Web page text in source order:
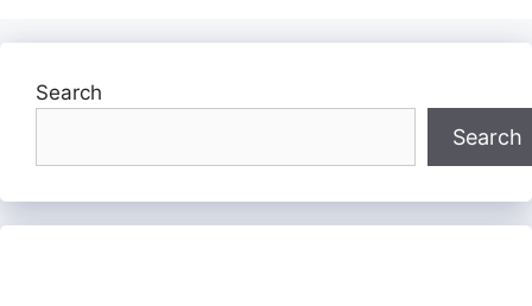
Search
Search